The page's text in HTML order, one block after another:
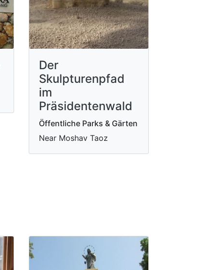
Der
Skulpturenpfad
im
Präsidentenwald
Öffentliche Parks & Gärten
Near Moshav Taoz